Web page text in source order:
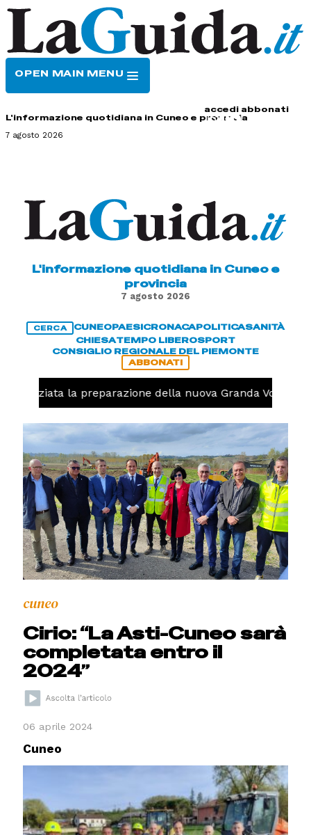
OPEN MAIN MENU
accedi abbonati
L'informazione quotidiana in Cuneo e provincia
7 agosto 2026
L'informazione quotidiana in Cuneo e
provincia
7 agosto 2026
CERCA CUNEOPAESICRONACAPOLITICASANITÀ
CHIESATEMPO LIBEROSPORT
CONSIGLIO REGIONALE DEL PIEMONTE
ABBONATI
iniziata la preparazione della nuova Granda Volley
cuneo
Cirio: “La Asti-Cuneo sarà
completata entro il
2024”
06 aprile 2024
Cuneo